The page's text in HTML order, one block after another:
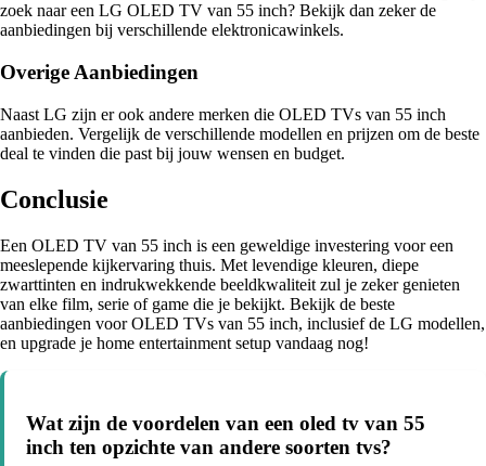
zoek naar een LG OLED TV van 55 inch? Bekijk dan zeker de
aanbiedingen bij verschillende elektronicawinkels.
Overige Aanbiedingen
Naast LG zijn er ook andere merken die OLED TVs van 55 inch
aanbieden. Vergelijk de verschillende modellen en prijzen om de beste
deal te vinden die past bij jouw wensen en budget.
Conclusie
Een OLED TV van 55 inch is een geweldige investering voor een
meeslepende kijkervaring thuis. Met levendige kleuren, diepe
zwarttinten en indrukwekkende beeldkwaliteit zul je zeker genieten
van elke film, serie of game die je bekijkt. Bekijk de beste
aanbiedingen voor OLED TVs van 55 inch, inclusief de LG modellen,
en upgrade je home entertainment setup vandaag nog!
Wat zijn de voordelen van een oled tv van 55
inch ten opzichte van andere soorten tvs?